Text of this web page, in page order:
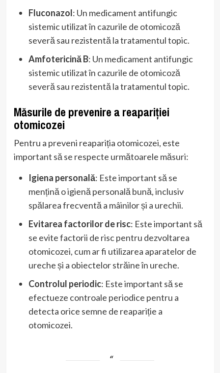
Fluconazol: Un medicament antifungic
sistemic utilizat în cazurile de otomicoză
severă sau rezistentă la tratamentul topic.
Amfotericină B: Un medicament antifungic
sistemic utilizat în cazurile de otomicoză
severă sau rezistentă la tratamentul topic.
Măsurile de prevenire a reapariției
otomicozei
Pentru a preveni reapariția otomicozei, este
important să se respecte următoarele măsuri:
Igiena personală: Este important să se
mențină o igienă personală bună, inclusiv
spălarea frecventă a mâinilor și a urechii.
Evitarea factorilor de risc: Este important să
se evite factorii de risc pentru dezvoltarea
otomicozei, cum ar fi utilizarea aparatelor de
ureche și a obiectelor străine în ureche.
Controlul periodic: Este important să se
efectueze controale periodice pentru a
detecta orice semne de reapariție a
otomicozei.